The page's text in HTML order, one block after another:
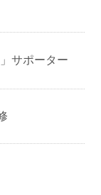
サポーター